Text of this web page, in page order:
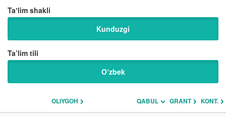
Taʼlim shakli
Kunduzgi
Ta’lim tili
O‘zbek
OLIYGOH QABUL GRANT KONT.